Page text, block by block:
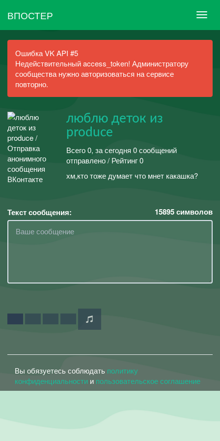
ВПОСТЕР
Ошибка VK API #5
Недействительный access_token! Администратору
сообщества нужно авторизоваться на сервисе
повторно.
люблю деток из
produce
Всего 0, за сегодня 0 сообщений
отправлено / Рейтинг 0
хм,кто тоже думает что мнет какашка?
Текст сообщения: 15895символов
Вы обязуетесь соблюдать политику
конфиденциальности и пользовательское соглашение